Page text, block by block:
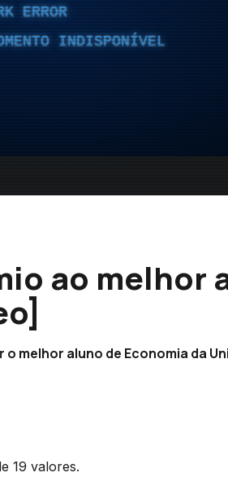
ERROR
INDISPONÍVEL
ao melhor
melhor aluno de Economia da
19 valores.